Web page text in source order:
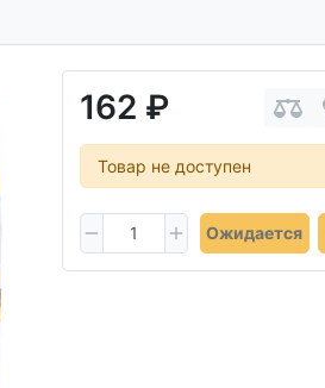
162 ₽
Товар не доступен
Ожидается